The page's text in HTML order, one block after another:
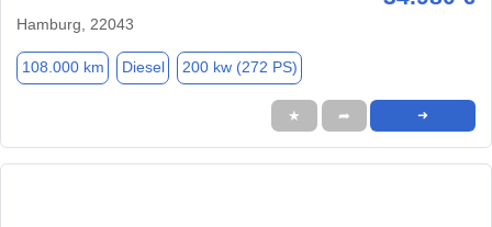
Hamburg, 22043
108.000 km Diesel 200 kw (272 PS)
★ ➦ ➜